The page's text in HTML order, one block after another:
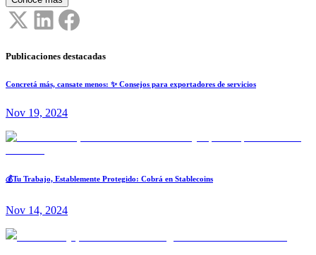
Publicaciones destacadas
Concretá más, cansate menos: ✨ Consejos para exportadores de servicios
Nov 19, 2024
💰Tu Trabajo, Establemente Protegido: Cobrá en Stablecoins
Nov 14, 2024